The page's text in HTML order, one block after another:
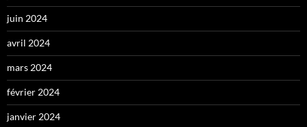
juin 2024
avril 2024
mars 2024
février 2024
janvier 2024